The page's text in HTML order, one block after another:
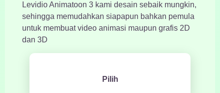
Levidio Animatoon 3 kami desain sebaik mungkin,
sehingga memudahkan siapapun bahkan pemula
untuk membuat video animasi maupun grafis 2D
dan 3D
Pilih